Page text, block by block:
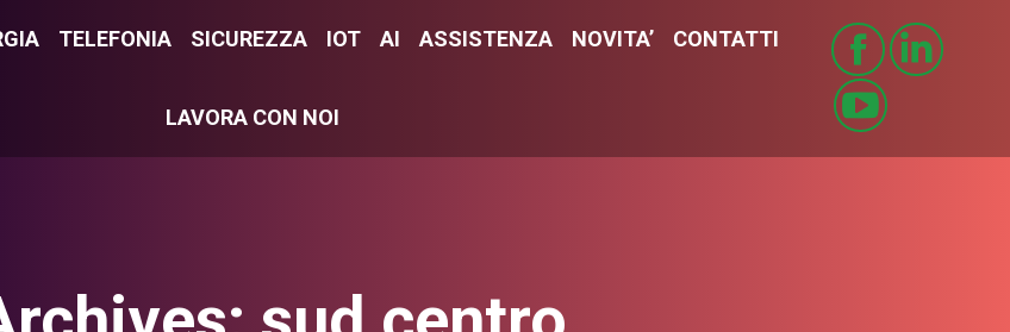
TELEFONIA SICUREZZA IOT AI ASSISTENZA NOVITA’ CONTATTI
LAVORA CON NOI
TELEFONIA SICUREZZA IOT AI ASSISTENZA NOVITA’ CONTATTI
LAVORA CON NOI